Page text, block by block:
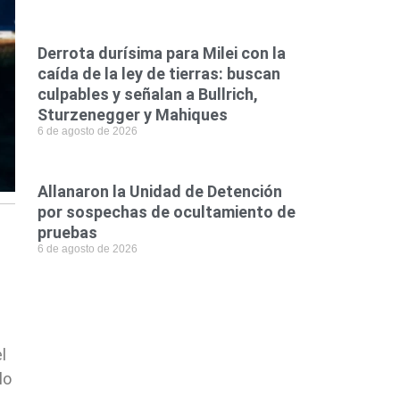
Derrota durísima para Milei con la
caída de la ley de tierras: buscan
culpables y señalan a Bullrich,
Sturzenegger y Mahiques
6 de agosto de 2026
Allanaron la Unidad de Detención
por sospechas de ocultamiento de
pruebas
6 de agosto de 2026